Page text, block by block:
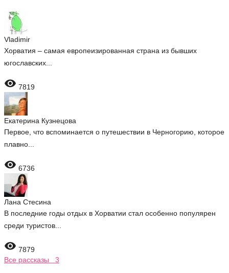
Vladimir
Хорватия – самая европеизированная страна из бывших
югославских...
 7819
Екатерина Кузнецова
Первое, что вспоминается о путешествии в Черногорию, которое
плавно...
 6736
Лана Стесина
В последние годы отдых в Хорватии стал особенно популярен
среди туристов...
 7879
Все рассказы 3